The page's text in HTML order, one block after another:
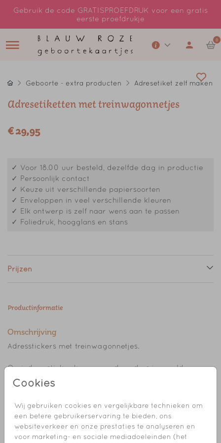
Gebruik de code GRATISPROEFDRUK voor een gratis
eerste proefdrukje
0
Cookies
Wij gebruiken cookies en vergelijkbare technieken om
een betere gebruikerservaring te bieden, ons
websiteverkeer en onze prestaties te analyseren en
voor marketing- en sociale mediadoeleinden (het
Geboorte - extra producten Adresetiket zelf maken
Adresetiketten met treinwagonnetjes
€ 29,95
✓ Voor 18.00 uur besteld, dezelfde dag in productie
✓ Persoonlijk contact
✓ Keuze uit verschillende papiersoorten
✓ Enveloppen in veel verschillende kleuren
✓ Elk ontwerp is zelf naar wens aan te passen
✓ Foliedruk, hoogglans en stans
Prijzen
Productinformatie
Omschrijving
Adresstickers met treinwagonnetjes.
Op iedere sticker kan een ander adres ingevuld
worden.
Collectie
Adresetiket zelf maken